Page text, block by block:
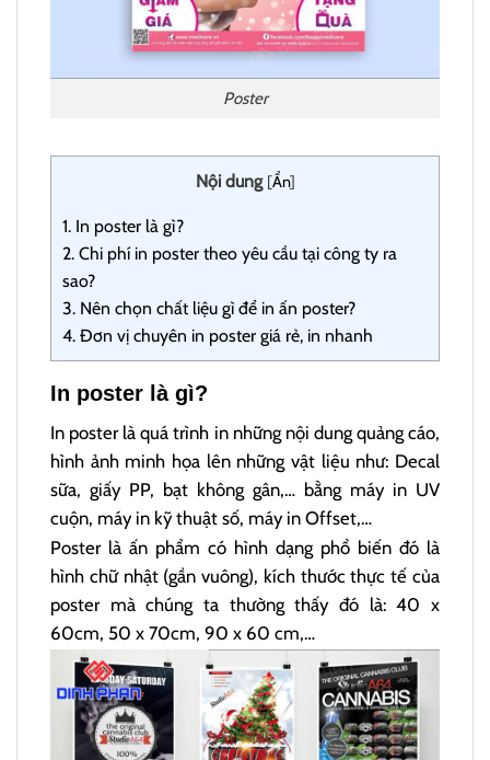
Poster
Nội dung [Ẩn]
1. In poster là gì?
2. Chi phí in poster theo yêu cầu tại công ty ra
sao?
3. Nên chọn chất liệu gì để in ấn poster?
4. Đơn vị chuyên in poster giá rẻ, in nhanh
In poster là gì?
In poster là quá trình in những nội dung quảng cáo,
hình ảnh minh họa lên những vật liệu như: Decal
sữa, giấy PP, bạt không gân,… bằng máy in UV
cuộn, máy in kỹ thuật số, máy in Offset,…
Poster là ấn phẩm có hình dạng phổ biến đó là
hình chữ nhật (gần vuông), kích thước thực tế của
poster mà chúng ta thường thấy đó là: 40 x
60cm, 50 x 70cm, 90 x 60 cm,…